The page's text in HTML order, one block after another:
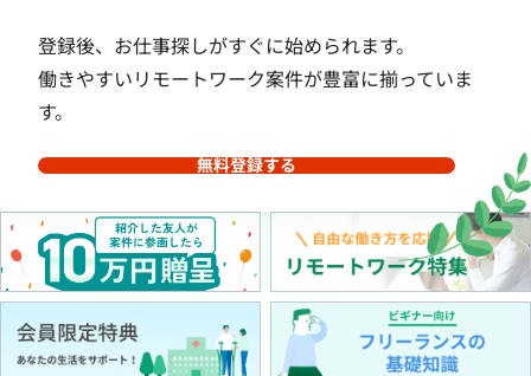
登録後、お仕事探しがすぐに始められます。
働きやすいリモートワーク案件が豊富に揃っていま
す。
無料登録する